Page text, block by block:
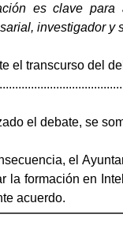
es clave para
investigador y
el transcurso del
el debate, se
el
la formación en
acuerdo.